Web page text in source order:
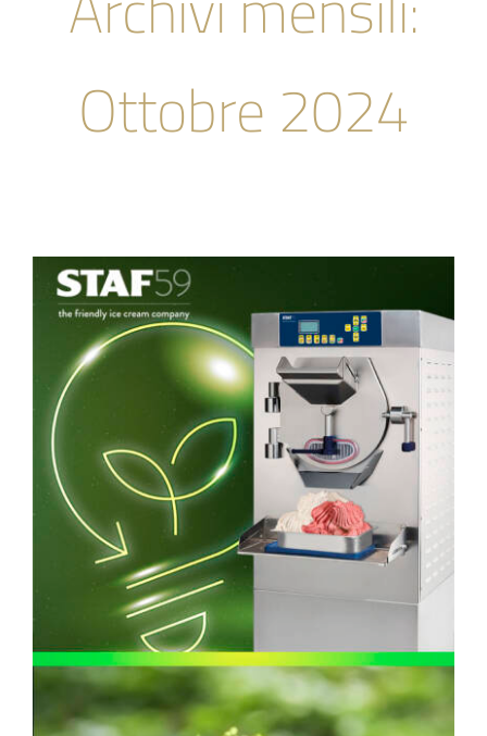
Azienda
News & Eventi
Contatti
🍨 Il Gelato Artigianale
FAQS
Ottobre 2024